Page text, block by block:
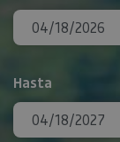
Hasta